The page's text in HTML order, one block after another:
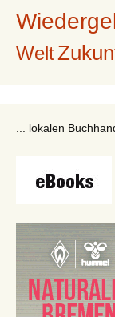
Welt
... lokalen